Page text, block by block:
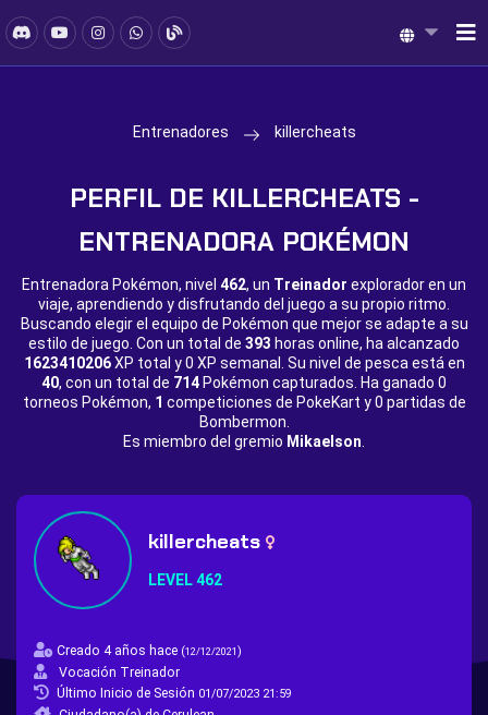
Entrenadores killercheats
PERFIL DE KILLERCHEATS -
ENTRENADORA POKÉMON
Entrenadora Pokémon, nivel 462, un Treinador explorador en un
viaje, aprendiendo y disfrutando del juego a su propio ritmo.
Buscando elegir el equipo de Pokémon que mejor se adapte a su
estilo de juego. Con un total de 393 horas online, ha alcanzado
1623410206XP total y0 XP semanal. Su nivel de pesca está en
40, con un total de 714 Pokémon capturados. Ha ganado 0
torneos Pokémon, 1 competiciones de PokeKart y0 partidas de
Bombermon.
Es miembro del gremio Mikaelson
killercheats
LEVEL 462
Creado 4 años hace (12/12/2021)
Vocación Treinador
Último Inicio de Sesión 01/07/2023 21:59